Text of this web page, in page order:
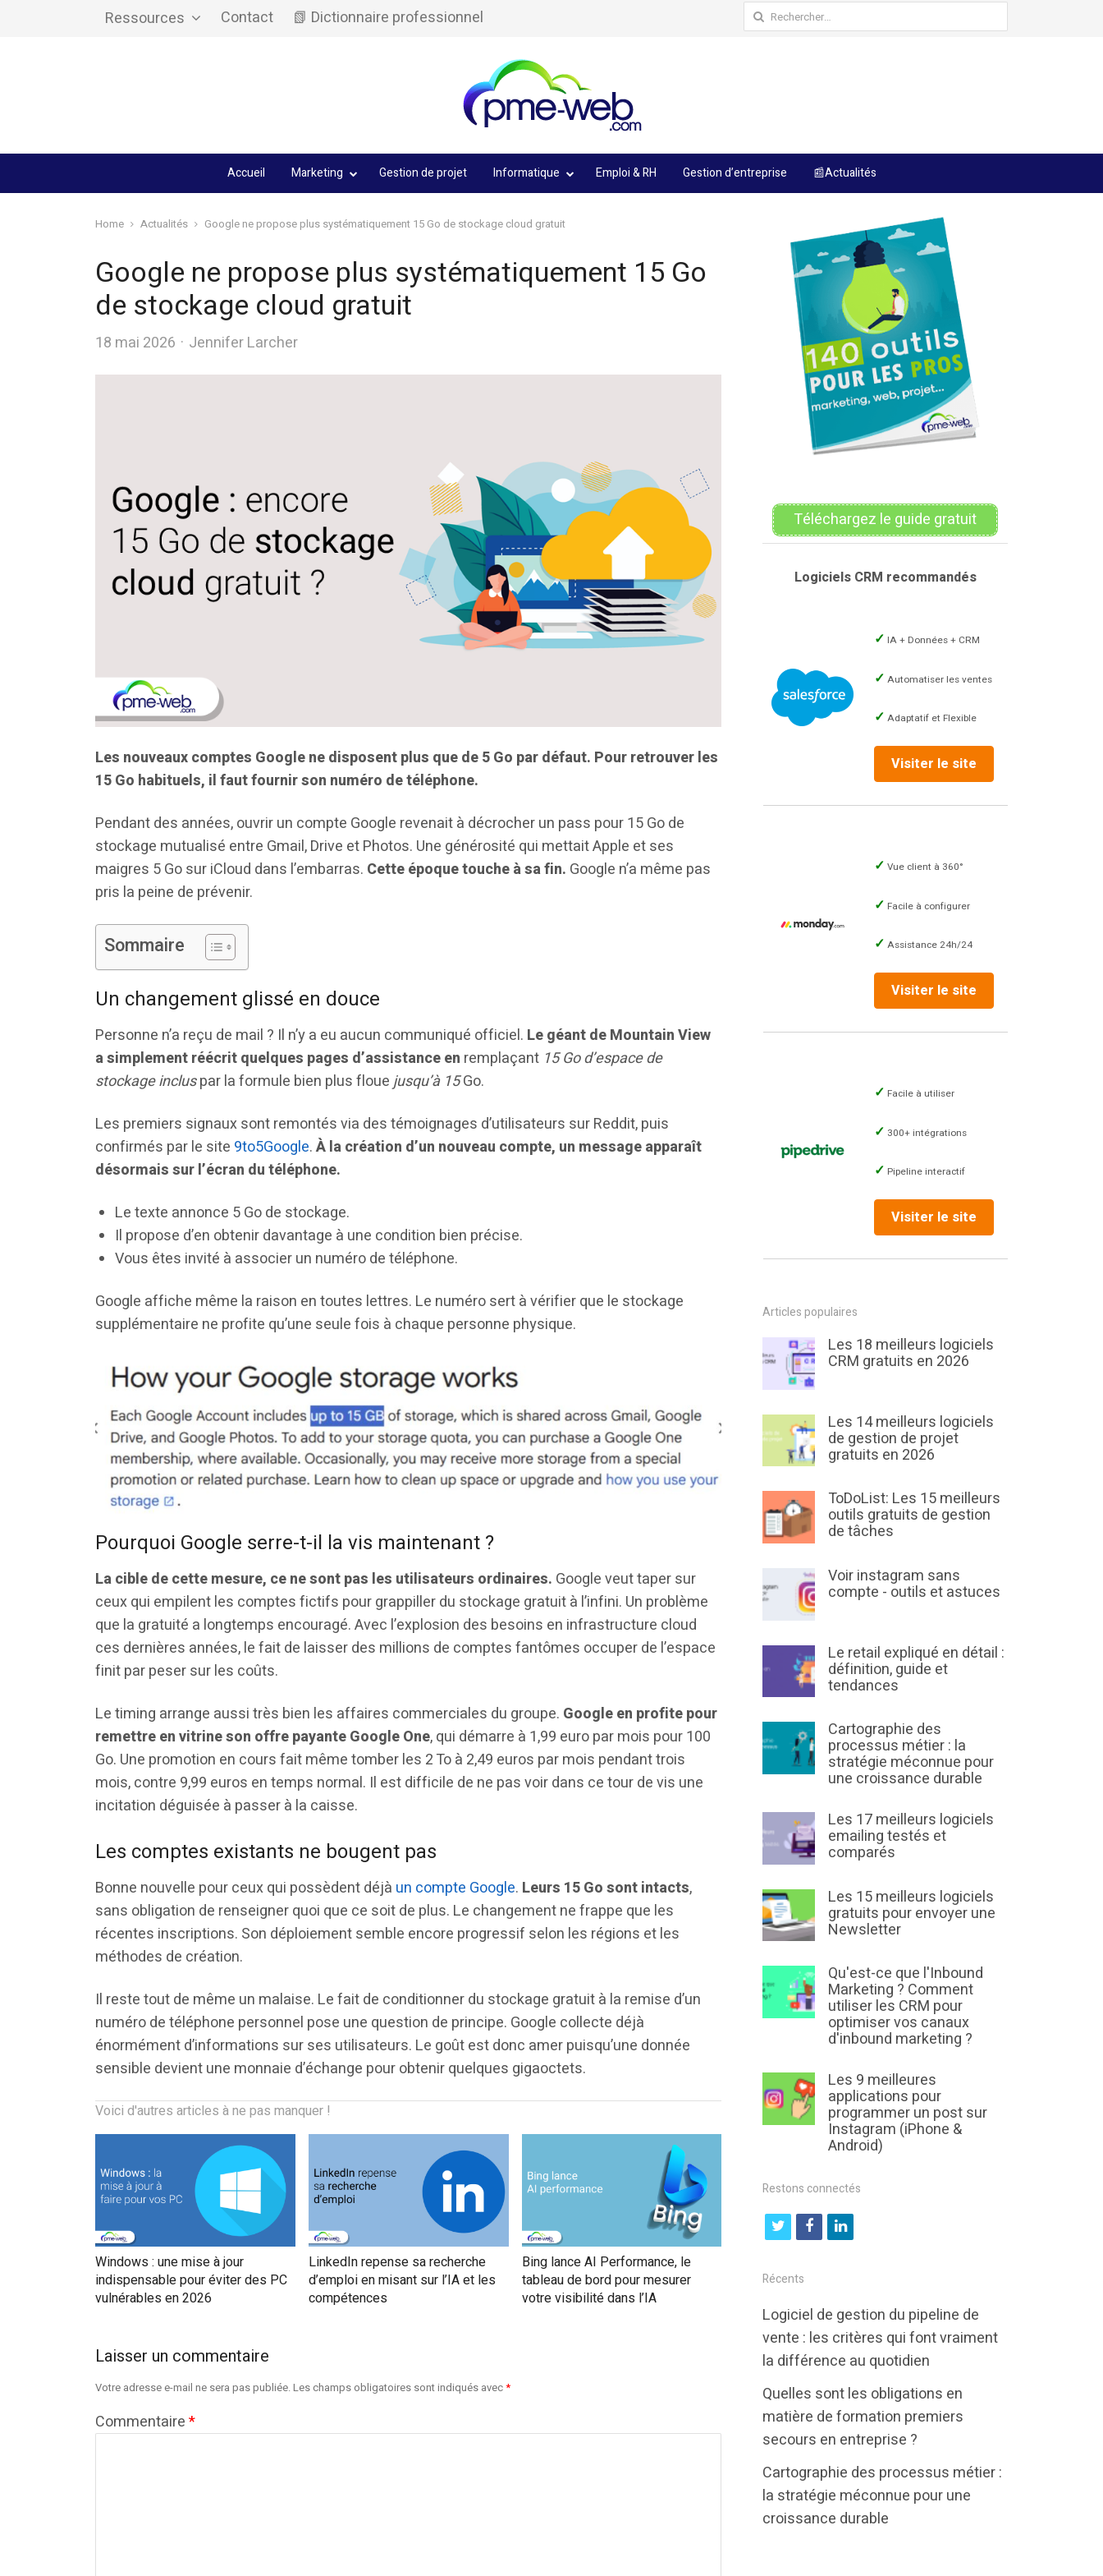
Ressources Contact 📗 Dictionnaire professionnel Rechercher :
Accueil Marketing Gestion de projet Informatique Emploi & RH Gestion d’entreprise 📰Actualités
Home Actualités Google ne propose plus systématiquement 15 Go de stockage cloud gratuit
Google ne propose plus systématiquement 15 Go
de stockage cloud gratuit
18 mai 2026 Author
Jennifer Larcher
Les nouveaux comptes Google ne disposent plus que de 5 Go par défaut. Pour retrouver les
15 Go habituels, il faut fournir son numéro de téléphone.
Pendant des années, ouvrir un compte Google revenait à décrocher un pass pour 15 Go de
stockage mutualisé entre Gmail, Drive et Photos. Une générosité qui mettait Apple et ses
maigres 5 Go sur iCloud dans l’embarras. Cette époque touche à sa fin. Google n’a même pas
pris la peine de prévenir.
Sommaire
Un changement glissé en douce
Personne n’a reçu de mail ? Il n’y a eu aucun communiqué officiel. Le géant de Mountain View
a simplement réécrit quelques pages d’assistance en remplaçant 15 Go d’espace de
stockage incluspar la formule bien plus flouejusqu’à 15Go.
Les premiers signaux sont remontés via des témoignages d’utilisateurs sur Reddit, puis
confirmés par le site 9to5Google.À la création d’un nouveau compte, un message apparaît
désormais sur l’écran du téléphone.
Le texte annonce 5 Go de stockage.
Il propose d’en obtenir davantage à une condition bien précise.
Vous êtes invité à associer un numéro de téléphone.
Google affiche même la raison en toutes lettres. Le numéro sert à vérifier que le stockage
supplémentaire ne profite qu’une seule fois à chaque personne physique.
Pourquoi Google serre-t-il la vis maintenant ?
La cible de cette mesure, ce ne sont pas les utilisateurs ordinaires. Google veut taper sur
ceux qui empilent les comptes fictifs pour grappiller du stockage gratuit à l’infini. Un problème
que la gratuité a longtemps encouragé. Avec l’explosion des besoins en infrastructure cloud
ces dernières années, le fait de laisser des millions de comptes fantômes occuper de l’espace
finit par peser sur les coûts.
Le timing arrange aussi très bien les affaires commerciales du groupe. Google en profite pour
remettre en vitrine son offre payante Google One, qui démarre à 1,99 euro par mois pour 100
Go. Une promotion en cours fait même tomber les 2 To à 2,49 euros par mois pendant trois
mois, contre 9,99 euros en temps normal. Il est difficile de ne pas voir dans ce tour de vis une
incitation déguisée à passer à la caisse.
Les comptes existants ne bougent pas
Bonne nouvelle pour ceux qui possèdent déjà un compte Google. Leurs 15 Go sont intacts,
sans obligation de renseigner quoi que ce soit de plus. Le changement ne frappe que les
récentes inscriptions. Son déploiement semble encore progressif selon les régions et les
méthodes de création.
Il reste tout de même un malaise. Le fait de conditionner du stockage gratuit à la remise d’un
numéro de téléphone personnel pose une question de principe. Google collecte déjà
énormément d’informations sur ses utilisateurs. Le goût est donc amer puisqu’une donnée
sensible devient une monnaie d’échange pour obtenir quelques gigaoctets.
Voici d'autres articles à ne pas manquer !
Windows : une mise à jour
indispensable pour éviter des PC
vulnérables en 2026
LinkedIn repense sa recherche
d’emploi en misant sur l’IA et les
compétences
Bing lance AI Performance, le
tableau de bord pour mesurer
votre visibilité dans l’IA
Laisser un commentaire
Votre adresse e-mail ne sera pas publiée.Les champs obligatoires sont indiqués avec*
Commentaire*
Téléchargez le guide gratuit
Logiciels CRM recommandés
IA + Données + CRM
Automatiser les ventes
Adaptatif et Flexible
Visiter le site
Vue client à 360°
Facile à configurer
Assistance 24h/24
Visiter le site
Facile à utiliser
300+ intégrations
Pipeline interactif
Visiter le site
Articles populaires
Les 18 meilleurs logiciels
CRM gratuits en 2026
Les 14 meilleurs logiciels
de gestion de projet
gratuits en 2026
ToDoList: Les 15 meilleurs
outils gratuits de gestion
de tâches
Voir instagram sans
compte - outils et astuces
Le retail expliqué en détail :
définition, guide et
tendances
Cartographie des
processus métier : la
stratégie méconnue pour
une croissance durable
Les 17 meilleurs logiciels
emailing testés et
comparés
Les 15 meilleurs logiciels
gratuits pour envoyer une
Newsletter
Qu'est-ce que l'Inbound
Marketing ? Comment
utiliser les CRM pour
optimiser vos canaux
d'inbound marketing ?
Les 9 meilleures
applications pour
programmer un post sur
Instagram (iPhone &
Android)
Restons connectés
t
i
t
t
e
f
b
o
k
l
e
d
i
n
Récents
Logiciel de gestion du pipeline de
vente : les critères qui font vraiment
la différence au quotidien
Quelles sont les obligations en
matière de formation premiers
secours en entreprise ?
Cartographie des processus métier :
la stratégie méconnue pour une
croissance durable